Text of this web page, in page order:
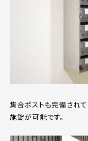
集合ポストも完備され
施錠が可能です。